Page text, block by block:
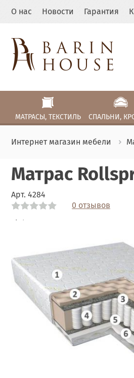
О нас Новости Гарантия
МАТРАСЫ, ТЕКСТИЛЬ СПАЛЬНИ,
Интернет магазин мебели
Матрас
Арт. 4284
0 отзывов
Link
Link
Link